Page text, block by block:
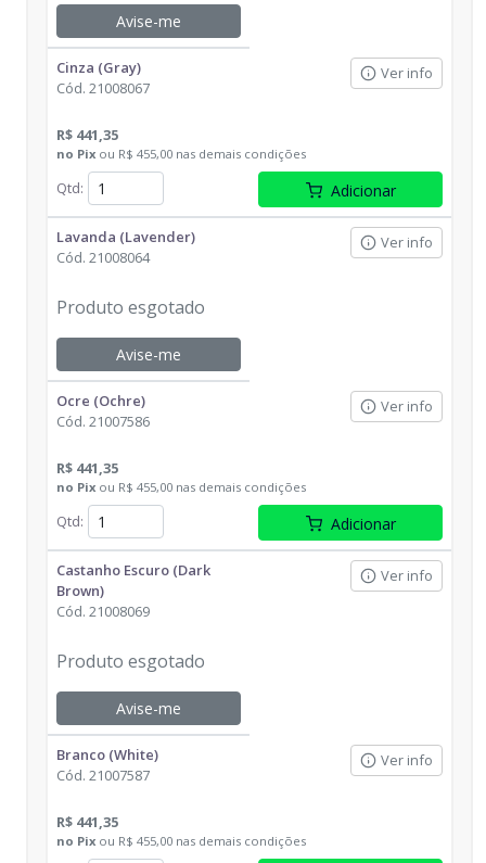
Avise-me
Cinza (Gray)
Cód. 21008067
Ver info
R$ 441,35
no Pix ou R$ 455,00 nas demais condições
Qtd: Adicionar
Lavanda (Lavender)
Cód. 21008064
Ver info
Produto esgotado
Avise-me
Ocre (Ochre)
Cód. 21007586
Ver info
R$ 441,35
no Pix ou R$ 455,00 nas demais condições
Qtd: Adicionar
Castanho Escuro (Dark
Brown)
Cód. 21008069
Ver info
Produto esgotado
Avise-me
Branco (White)
Cód. 21007587
Ver info
R$ 441,35
no Pix ou R$ 455,00 nas demais condições